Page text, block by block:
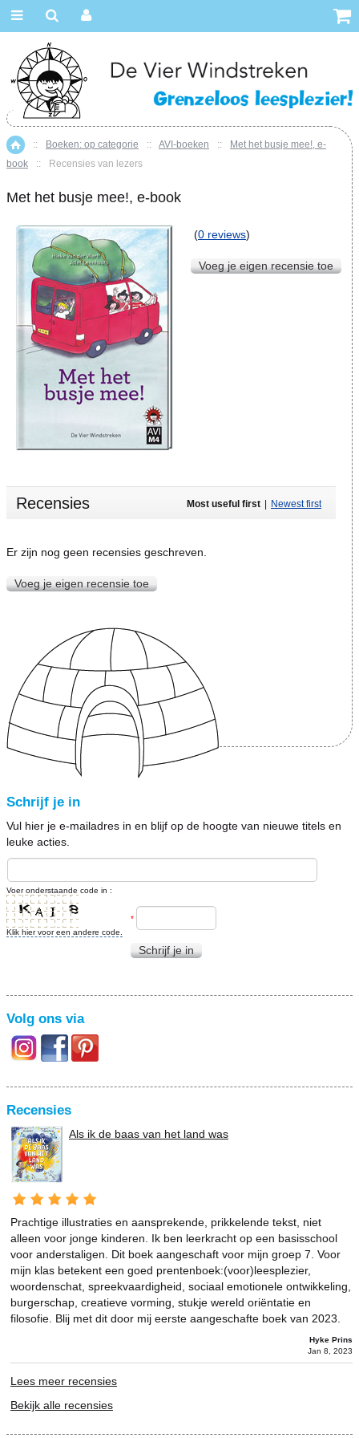
Home
:: Boeken: op categorie :: AVI-boeken ::
Met het busje mee!, e-
book
:: Recensies van lezers
Met het busje mee!, e-book
(0 reviews)
Voeg je eigen recensie toe
Recensies Most useful first Newest first
Er zijn nog geen recensies geschreven.
Voeg je eigen recensie toe
Schrijf je in
Vul hier je e-mailadres in en blijf op de hoogte van nieuwe titels en
leuke acties.
Voer onderstaande code in :
Klik hier voor een andere code.
*
Schrijf je in
Volg ons via
Recensies
Als ik de baas van het land was
Prachtige illustraties en aansprekende, prikkelende tekst, niet
alleen voor jonge kinderen. Ik ben leerkracht op een basisschool
voor anderstaligen. Dit boek aangeschaft voor mijn groep 7. Voor
mijn klas betekent een goed prentenboek:(voor)leesplezier,
woordenschat, spreekvaardigheid, sociaal emotionele ontwikkeling,
burgerschap, creatieve vorming, stukje wereld oriëntatie en
filosofie. Blij met dit door mij eerste aangeschafte boek van 2023.
Hyke Prins
Jan 8, 2023
Lees meer recensies
Bekijk alle recensies